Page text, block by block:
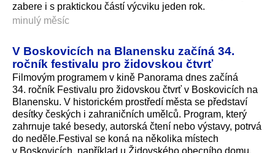
zabere i s praktickou částí výcviku jeden rok.
minulý měsíc
V Boskovicích na Blanensku začíná 34.
ročník festivalu pro židovskou čtvrť
Filmovým programem v kině Panorama dnes začíná
34. ročník Festivalu pro židovskou čtvrť v Boskovicích na
Blanensku. V historickém prostředí města se představí
desítky českých i zahraničních umělců. Program, který
zahrnuje také besedy, autorská čtení nebo výstavy, potrvá
do neděle.Festival se koná na několika místech
v Boskovicích, například u Židovského obecního domu,